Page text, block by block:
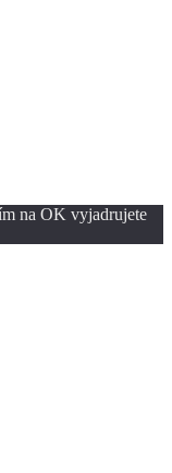
na OK vyjadrujete